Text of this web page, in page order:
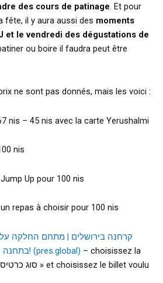
des cours de patinage . Et pour
fête, il y aura aussi des moments
et le vendredi des dégustations de
ou boire il faudra peut être
ne sont pas donnés, mais les voici :
nis – 45 nis avec la carte Yerushalmi
nis
Up pour 100 nis
repas à choisir pour 100 nis
קרחנה בירושלים | מתחם החלקה
בתחנה הראשונה לכל המשפחה! (pres.global) – choisissez la
date puis clickez sur « סוג כרטיס » et choisissez le billet voulu